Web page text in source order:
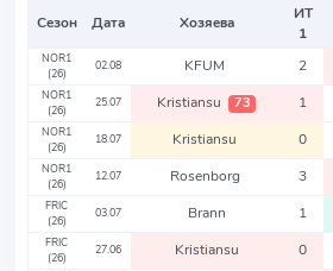
Сезон Дата Хозяева
ИТ
1
NOR1
(26)
02.08 KFUM 2
NOR1
(26)
25.07 Kristiansu 73 1
NOR1
(26)
18.07 Kristiansu 0
NOR1
(26)
12.07 Rosenborg 3
FRIC
(26)
03.07 Brann 1
FRIC
(26)
27.06 Kristiansu 0